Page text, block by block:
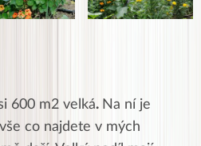
600 m2 velká. Na ní je
co najdete v mých